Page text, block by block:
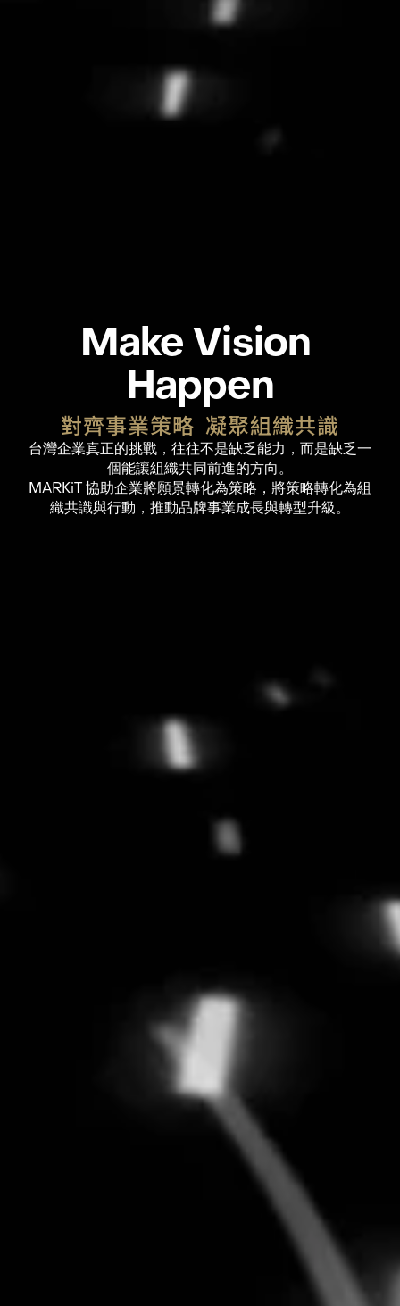
Make Vision
Happen
對齊事業策略  凝聚組織共識
台灣企業真正的挑戰，往往不是缺乏能力，而是缺乏一
個能讓組織共同前進的方向。
MARKiT 協助企業將願景轉化為策略，將策略轉化為組
織共識與行動，推動品牌事業成長與轉型升級。